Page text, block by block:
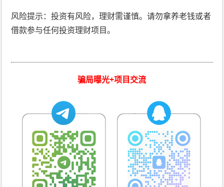
风险提示：投资有风险，理财需谨慎。请勿拿养老钱或者
借款参与任何投资理财项目。
骗局曝光+项目交流